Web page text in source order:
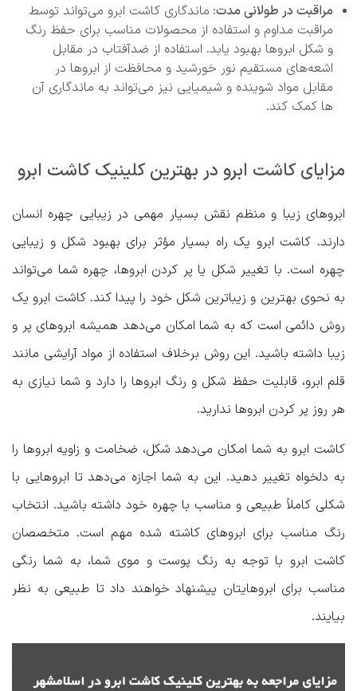
مراقبت در طولانی مدت: ماندگاری کاشت ابرو می‌تواند توسط
مراقبت مداوم و استفاده از محصولات مناسب برای حفظ رنگ
و شکل ابروها بهبود یابد. استفاده از ضدآفتاب در مقابل
اشعه‌های مستقیم نور خورشید و محافظت از ابروها در
مقابل مواد شوینده و شیمیایی نیز می‌تواند به ماندگاری آن
ها کمک کند.
مزایای کاشت ابرو در بهترین کلینیک کاشت ابرو
ابروهای زیبا و منظم نقش بسیار مهمی در زیبایی چهره انسان
دارند. کاشت ابرو یک راه بسیار مؤثر برای بهبود شکل و زیبایی
چهره است. با تغییر شکل یا پر کردن ابروها، چهره شما می‌تواند
به نحوی بهترین و زیباترین شکل خود را پیدا کند. کاشت ابرو یک
روش دائمی است که به شما امکان می‌دهد همیشه ابروهای پر و
زیبا داشته باشید. این روش برخلاف استفاده از مواد آرایشی مانند
قلم ابرو، قابلیت حفظ شکل و رنگ ابروها را دارد و شما نیازی به
هر روز پر کردن ابروها ندارید.
کاشت ابرو به شما امکان می‌دهد شکل، ضخامت و زاویه ابروها را
به دلخواه تغییر دهید. این به شما اجازه می‌دهد تا ابروهایی با
شکلی کاملاً طبیعی و مناسب با چهره خود داشته باشید. انتخاب
رنگ مناسب برای ابروهای کاشته شده مهم است. متخصصان
کاشت ابرو با توجه به رنگ پوست و موی شما، به شما رنگی
مناسب برای ابروهایتان پیشنهاد خواهند داد تا طبیعی به نظر
بیایند.